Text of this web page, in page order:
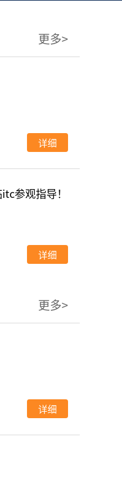
更多>
详细
参观指导！
详细
更多>
详细